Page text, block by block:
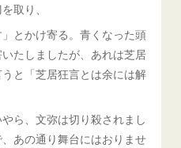
取り、
とかけ寄る。青くなった頭
たしましたが、あれは芝居
と「芝居狂言とは余には解
ら、文弥は切り殺されまし
あの通り舞台にはおりませ